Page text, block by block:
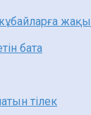
бата
тілек